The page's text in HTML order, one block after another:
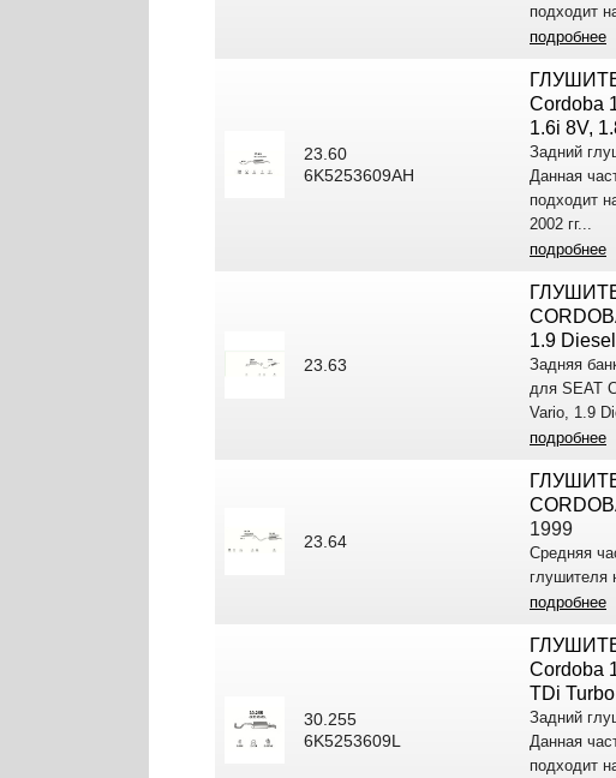
подходит
подробнее
23.60
6K5253609AH
Cordoba
1.6i 8V,
Задний
Данная
подходит
2002 гг...
подробнее
23.63
1.9 Diesel
Задняя
для SEAT
Vario, 1.9
подробнее
23.64
1999
Средняя
глушителя
подробнее
30.255
6K5253609L
Cordoba
TDi
Задний
Данная
подходит